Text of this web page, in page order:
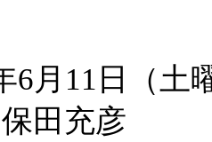
6月11日（土
田充彦